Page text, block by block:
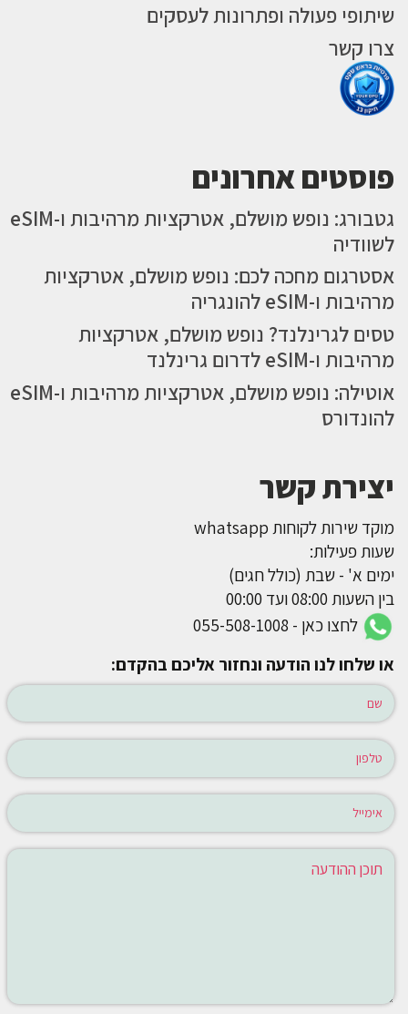
שיתופי פעולה ופתרונות לעסקים
צרו קשר
פוסטים אחרונים
גטבורג: נופש מושלם, אטרקציות מרהיבות ו-eSIM
לשוודיה
אסטרגום מחכה לכם: נופש מושלם, אטרקציות
מרהיבות ו-eSIM להונגריה
טסים לגרינלנד? נופש מושלם, אטרקציות
מרהיבות ו-eSIM לדרום גרינלנד
אוטילה: נופש מושלם, אטרקציות מרהיבות ו-eSIM
להונדורס
יצירת קשר
מוקד שירות לקוחות whatsapp
שעות פעילות:
ימים א' - שבת (כולל חגים)
בין השעות 08:00 ועד 00:00
לחצו כאן - 055-508-1008
או שלחו לנו הודעה ונחזור אליכם בהקדם: